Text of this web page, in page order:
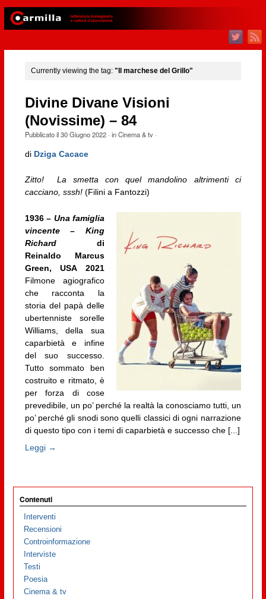
Currently viewing the tag: "Il marchese del Grillo"
Divine Divane Visioni
(Novissime) – 84
Pubblicato il30 Giugno 2022· inCinema & tv·
di Dziga Cacace
Zitto! La smetta con quel mandolino altrimenti ci
cacciano, sssh!(Filini a Fantozzi)
1936 – Una famiglia
vincente – King
Richarddi
Reinaldo Marcus
Green, USA 2021
Filmone agiografico
che racconta la
storia del papà delle
ubertenniste sorelle
Williams, della sua
caparbietà e infine
del suo successo.
Tutto sommato ben
costruito e ritmato, è
per forza di cose
prevedibile, un po’ perché la realtà la conosciamo tutti, un
po’ perché gli snodi sono quelli classici di ogni narrazione
di questo tipo con i temi di caparbietà e successo che [...]
Leggi →
Contenuti
Interventi
Recensioni
Controinformazione
Interviste
Testi
Poesia
Cinema & tv